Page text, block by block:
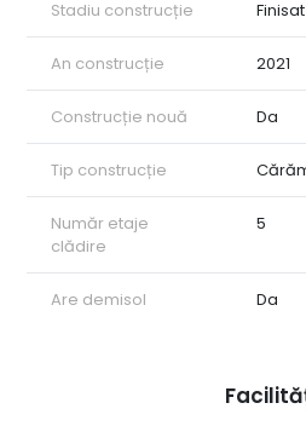
Stadiu construcție Finisat
An construcție 2021
Construcție nouă Da
Tip construcție
Număr etaje
clădire
5
Are demisol Da